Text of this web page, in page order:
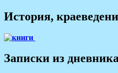
История,
Записки из